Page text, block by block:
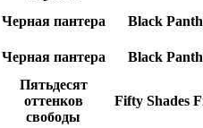
Черная пантера
Black
Черная пантера Black
Пятьдесят
оттенков
свободы
Fifty Shades